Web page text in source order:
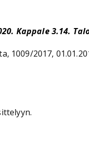
Kappale 3.14.
1009/2017,